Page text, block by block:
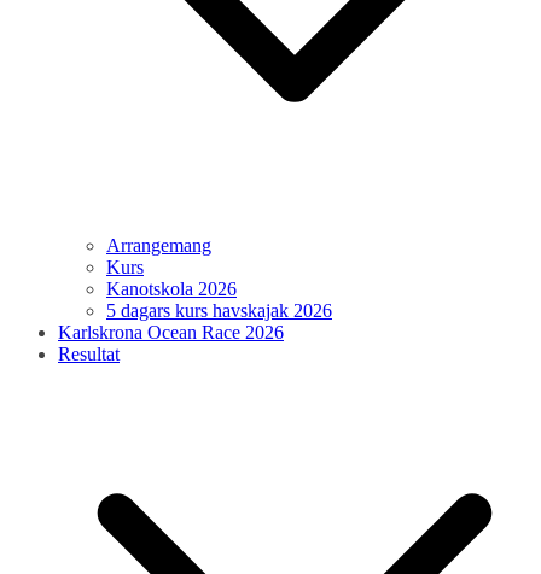
Arrangemang
Kurs
Kanotskola 2026
5 dagars kurs havskajak 2026
Karlskrona Ocean Race 2026
Resultat